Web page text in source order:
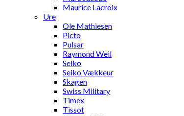
Maurice Lacroix
Ure
Ole Mathiesen
Picto
Pulsar
Raymond Weil
Seiko
Seiko Vækkeur
Skagen
Swiss Military
Timex
Tissot